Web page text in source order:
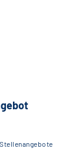
Stellenangebote